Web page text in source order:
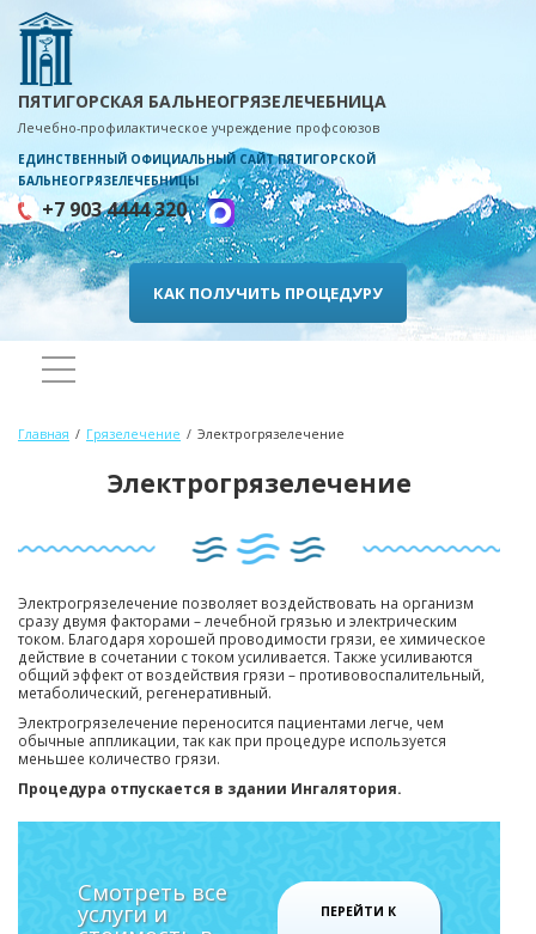
ПЯТИГОРСКАЯ БАЛЬНЕОГРЯЗЕЛЕЧЕБНИЦА
Лечебно-профилактическое учреждение профсоюзов
ЕДИНСТВЕННЫЙ ОФИЦИАЛЬНЫЙ САЙТ ПЯТИГОРСКОЙ
БАЛЬНЕОГРЯЗЕЛЕЧЕБНИЦЫ
+7 903 4444 320
КАК ПОЛУЧИТЬ ПРОЦЕДУРУ
Главная Грязелечение Электрогрязелечение
Электрогрязелечение
Электрогрязелечение позволяет воздействовать на организм
сразу двумя факторами – лечебной грязью и электрическим
током. Благодаря хорошей проводимости грязи, ее химическое
действие в сочетании с током усиливается. Также усиливаются
общий эффект от воздействия грязи – противовоспалительный,
метаболический, регенеративный.
Электрогрязелечение переносится пациентами легче, чем
обычные аппликации, так как при процедуре используется
меньшее количество грязи.
Процедура отпускается в здании Ингалятория.
Смотреть все
услуги и ПЕРЕЙТИ К